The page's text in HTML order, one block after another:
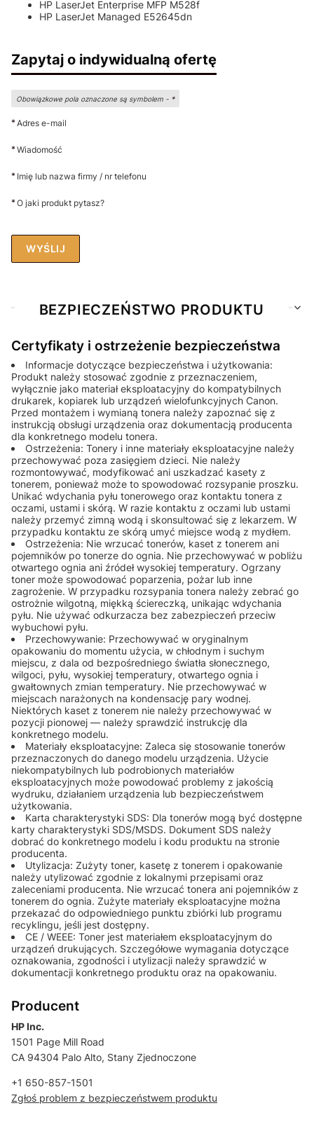
HP LaserJet Enterprise MFP M528f
HP LaserJet Managed E52645dn
Zapytaj o indywidualną ofertę
Obowiązkowe pola oznaczone są symbolem - *
*Adres e-mail
*Wiadomość
* Imię lub nazwa firmy / nr telefonu
*O jaki produkt pytasz?
WYŚLIJ
BEZPIECZEŃSTWO PRODUKTU
Certyfikaty i ostrzeżenie bezpieczeństwa
Informacje dotyczące bezpieczeństwa i użytkowania:
Produkt należy stosować zgodnie z przeznaczeniem,
wyłącznie jako materiał eksploatacyjny do kompatybilnych
drukarek, kopiarek lub urządzeń wielofunkcyjnych Canon.
Przed montażem i wymianą tonera należy zapoznać się z
instrukcją obsługi urządzenia oraz dokumentacją producenta
dla konkretnego modelu tonera.
Ostrzeżenia: Tonery i inne materiały eksploatacyjne należy
przechowywać poza zasięgiem dzieci. Nie należy
rozmontowywać, modyfikować ani uszkadzać kasety z
tonerem, ponieważ może to spowodować rozsypanie proszku.
Unikać wdychania pyłu tonerowego oraz kontaktu tonera z
oczami, ustami i skórą. W razie kontaktu z oczami lub ustami
należy przemyć zimną wodą i skonsultować się z lekarzem. W
przypadku kontaktu ze skórą umyć miejsce wodą z mydłem.
Ostrzeżenia: Nie wrzucać tonerów, kaset z tonerem ani
pojemników po tonerze do ognia. Nie przechowywać w pobliżu
otwartego ognia ani źródeł wysokiej temperatury. Ogrzany
toner może spowodować poparzenia, pożar lub inne
zagrożenie. W przypadku rozsypania tonera należy zebrać go
ostrożnie wilgotną, miękką ściereczką, unikając wdychania
pyłu. Nie używać odkurzacza bez zabezpieczeń przeciw
wybuchowi pyłu.
Przechowywanie: Przechowywać w oryginalnym
opakowaniu do momentu użycia, w chłodnym i suchym
miejscu, z dala od bezpośredniego światła słonecznego,
wilgoci, pyłu, wysokiej temperatury, otwartego ognia i
gwałtownych zmian temperatury. Nie przechowywać w
miejscach narażonych na kondensację pary wodnej.
Niektórych kaset z tonerem nie należy przechowywać w
pozycji pionowej — należy sprawdzić instrukcję dla
konkretnego modelu.
Materiały eksploatacyjne: Zaleca się stosowanie tonerów
przeznaczonych do danego modelu urządzenia. Użycie
niekompatybilnych lub podrobionych materiałów
eksploatacyjnych może powodować problemy z jakością
wydruku, działaniem urządzenia lub bezpieczeństwem
użytkowania.
Karta charakterystyki SDS: Dla tonerów mogą być dostępne
karty charakterystyki SDS/MSDS. Dokument SDS należy
dobrać do konkretnego modelu i kodu produktu na stronie
producenta.
Utylizacja: Zużyty toner, kasetę z tonerem i opakowanie
należy utylizować zgodnie z lokalnymi przepisami oraz
zaleceniami producenta. Nie wrzucać tonera ani pojemników z
tonerem do ognia. Zużyte materiały eksploatacyjne można
przekazać do odpowiedniego punktu zbiórki lub programu
recyklingu, jeśli jest dostępny.
CE / WEEE: Toner jest materiałem eksploatacyjnym do
urządzeń drukujących. Szczegółowe wymagania dotyczące
oznakowania, zgodności i utylizacji należy sprawdzić w
dokumentacji konkretnego produktu oraz na opakowaniu.
Producent
HP Inc.
1501 Page Mill Road
CA 94304 Palo Alto, Stany Zjednoczone
+1 650-857-1501
Zgłoś problem z bezpieczeństwem produktu